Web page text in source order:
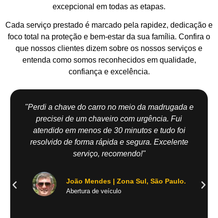
excepcional em todas as etapas.
Cada serviço prestado é marcado pela rapidez, dedicação e
foco total na proteção e bem-estar da sua família. Confira o
que nossos clientes dizem sobre os nossos serviços e
entenda como somos reconhecidos em qualidade,
confiança e excelência.
"Perdi a chave do carro no meio da madrugada e
precisei de um chaveiro com urgência. Fui
atendido em menos de 30 minutos e tudo foi
resolvido de forma rápida e segura. Excelente
serviço, recomendo!"
João Mendes | Zona Sul, São Paulo.
Abertura de veículo